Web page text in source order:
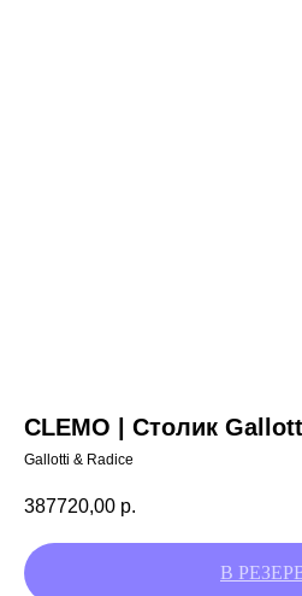
CLEMO | Столик
Gallotti & Radice
387720,00 р.